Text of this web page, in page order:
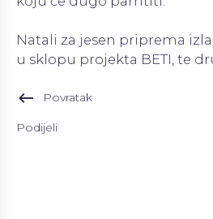
Natali za jesen priprema
u sklopu projekta BETI, te
keyboard_backspace Povratak
Podijeli